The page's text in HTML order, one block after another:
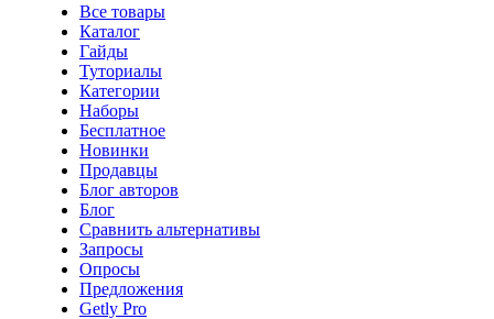
Все товары
Каталог
Гайды
Туториалы
Категории
Наборы
Бесплатное
Новинки
Продавцы
Блог авторов
Блог
Сравнить альтернативы
Запросы
Опросы
Предложения
Getly Pro